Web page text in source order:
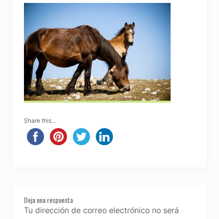
Share this...
Reader
Interactions
Deja una respuesta
Tu dirección de correo electrónico no será